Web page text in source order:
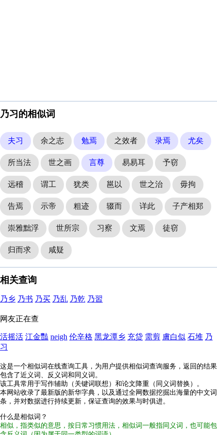
乃习的相似词
夫习 余之志 勉焉 之效者 录焉 尤矣
所当法 世之画 言尊 易易耳 予窃
远稽 谓工 犹类 邕以 世之治 毋拘
告焉 示帝 粗迹 辍而 详此 子产相郑
崇雅黜浮 世所宗 习察 文焉 徒窃
归而求 咸疑
相关查询
乃乡 乃书 乃买 乃乱 乃乾 乃習
网友正在查
活摇活 江金豔 neigh 伦辛格 黑龙潭乡 充贷 需剪 膚白似 石堆 乃
习
这是一个相似词在线查询工具，为用户提供相似词查询服务，返回的结果
包含了近义词、反义词和同义词。
该工具常用于写作辅助（关键词联想）和论文降重（同义词替换）。
本网站收录了最新版的新华字典，以及通过全网数据挖掘出海量的中文词
条，并对数据进行持续更新，保证查询的效果与时俱进。
什么是相似词？
相似，指类似的意思，按日常习惯用法，相似词一般指同义词，也可能包